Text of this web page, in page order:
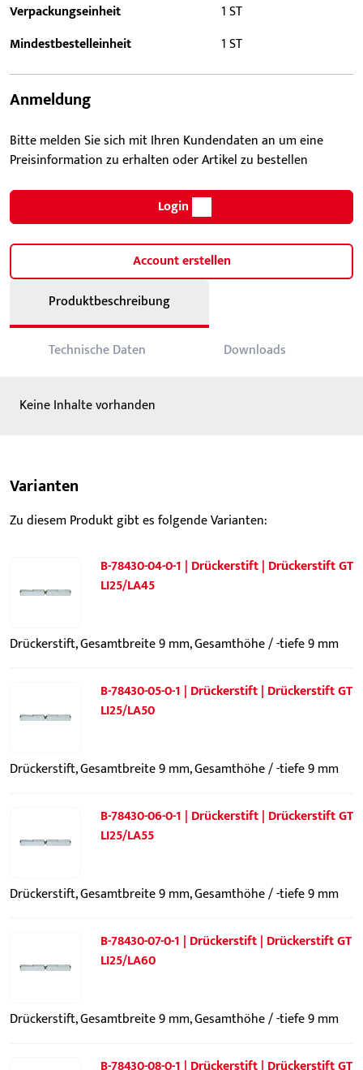
Verpackungseinheit
1 ST
Mindestbestelleinheit
1 ST
Anmeldung
Bitte melden Sie sich mit Ihren Kundendaten an um eine
Preisinformation zu erhalten oder Artikel zu bestellen
Login
Account erstellen
Produktbeschreibung
Technische Daten Downloads
Keine Inhalte vorhanden
Varianten
Zu diesem Produkt gibt es folgende Varianten:
B-78430-04-0-1 | Drückerstift | Drückerstift GT
LI25/LA45
Drückerstift, Gesamtbreite 9 mm, Gesamthöhe / -tiefe 9 mm
B-78430-05-0-1 | Drückerstift | Drückerstift GT
LI25/LA50
Drückerstift, Gesamtbreite 9 mm, Gesamthöhe / -tiefe 9 mm
B-78430-06-0-1 | Drückerstift | Drückerstift GT
LI25/LA55
Drückerstift, Gesamtbreite 9 mm, Gesamthöhe / -tiefe 9 mm
B-78430-07-0-1 | Drückerstift | Drückerstift GT
LI25/LA60
Drückerstift, Gesamtbreite 9 mm, Gesamthöhe / -tiefe 9 mm